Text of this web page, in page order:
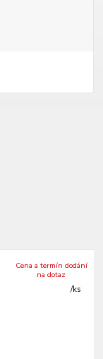
/ks
Cena a termín dodání
na dotaz